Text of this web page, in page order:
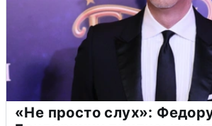
«Не просто слух»: